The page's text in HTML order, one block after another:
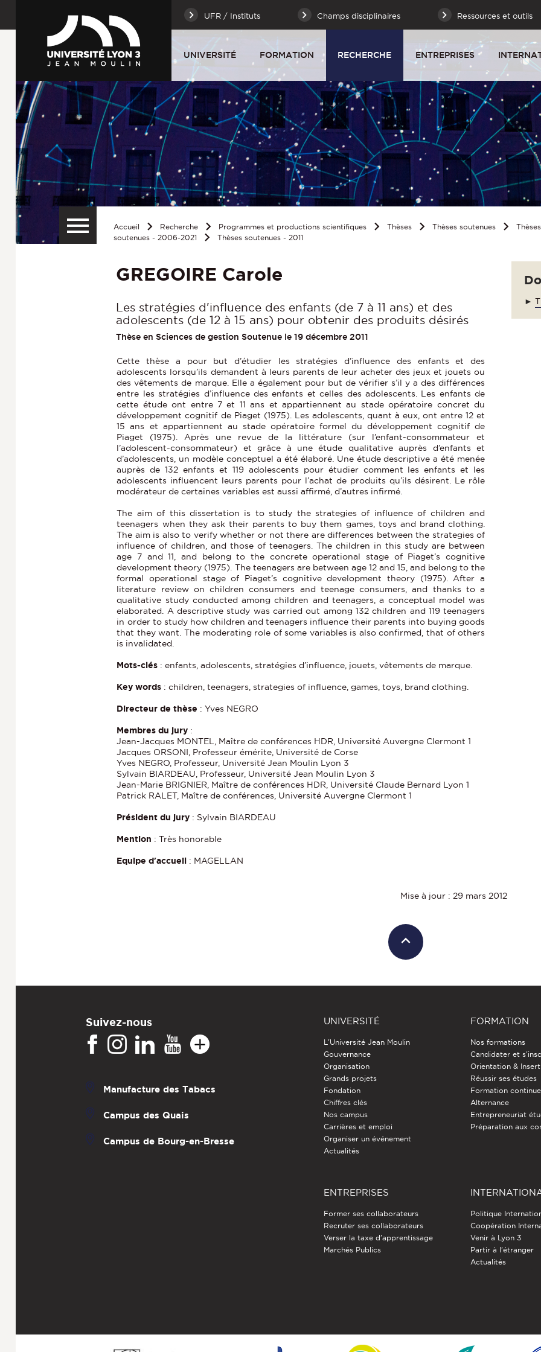
UFR / Instituts Champs disciplinaires Ressources et outils
UNIVERSITÉ FORMATION RECHERCHE ENTREPRISES
Accueil Recherche Programmes et productions scientifiques Thèses Thèses soutenues
Thèses
soutenues - 2006-2021
Thèses soutenues - 2011
GREGOIRE Carole
Les stratégies d'influence des enfants (de 7 à 11 ans) et des
adolescents (de 12 à 15 ans) pour obtenir des produits désirés
Thèse en Sciences de gestion Soutenue le 19 décembre 2011
Cette thèse a pour but d’étudier les stratégies d’influence des enfants et des
adolescents lorsqu’ils demandent à leurs parents de leur acheter des jeux et jouets ou
des vêtements de marque. Elle a également pour but de vérifier s’il y a des différences
entre les stratégies d’influence des enfants et celles des adolescents. Les enfants de
cette étude ont entre 7 et 11 ans et appartiennent au stade opératoire concret du
développement cognitif de Piaget (1975). Les adolescents, quant à eux, ont entre 12 et
15 ans et appartiennent au stade opératoire formel du développement cognitif de
Piaget (1975). Après une revue de la littérature (sur l’enfant-consommateur et
l’adolescent-consommateur) et grâce à une étude qualitative auprès d’enfants et
d’adolescents, un modèle conceptuel a été élaboré. Une étude descriptive a été menée
auprès de 132 enfants et 119 adolescents pour étudier comment les enfants et les
adolescents influencent leurs parents pour l’achat de produits qu’ils désirent. Le rôle
modérateur de certaines variables est aussi affirmé, d’autres infirmé.
The aim of this dissertation is to study the strategies of influence of children and
teenagers when they ask their parents to buy them games, toys and brand clothing.
The aim is also to verify whether or not there are differences between the strategies of
influence of children, and those of teenagers. The children in this study are between
age 7 and 11, and belong to the concrete operational stage of Piaget’s cognitive
development theory (1975). The teenagers are between age 12 and 15, and belong to the
formal operational stage of Piaget’s cognitive development theory (1975). After a
literature review on children consumers and teenage consumers, and thanks to a
qualitative study conducted among children and teenagers, a conceptual model was
elaborated. A descriptive study was carried out among 132 children and 119 teenagers
in order to study how children and teenagers influence their parents into buying goods
that they want. The moderating role of some variables is also confirmed, that of others
is invalidated.
Mots-clés : enfants, adolescents, stratégies d’influence, jouets, vêtements de marque.
Key words : children, teenagers, strategies of influence, games, toys, brand clothing.
Directeur de thèse : Yves NEGRO
Membres du jury :
Jean-Jacques MONTEL, Maître de conférences HDR, Université Auvergne Clermont 1
Jacques ORSONI, Professeur émérite, Université de Corse
Yves NEGRO, Professeur, Université Jean Moulin Lyon 3
Sylvain BIARDEAU, Professeur, Université Jean Moulin Lyon 3
Jean-Marie BRIGNIER, Maître de conférences HDR, Université Claude Bernard Lyon 1
Patrick RALET, Maître de conférences, Université Auvergne Clermont 1
Président du jury : Sylvain BIARDEAU
Mention : Très honorable
Equipe d'accueil : MAGELLAN
►
Mise à jour : 29 mars 2012
Suivez-nous
Manufacture des Tabacs
Campus des Quais
Campus de Bourg-en-Bresse
UNIVERSITÉ
L'Université Jean Moulin
Gouvernance
Organisation
Grands projets
Fondation
Chiffres clés
Nos campus
Carrières et emploi
Organiser un événement
Actualités
FORMATION
Nos formations
Candidater et
Orientation &
Réussir ses études
Formation continue
Alternance
Entrepreneuriat
Préparation aux
ENTREPRISES
Former ses collaborateurs
Recruter ses collaborateurs
Verser la taxe d'apprentissage
Marchés Publics
Politique
Coopération
Venir à Lyon 3
Partir à l'étranger
Actualités